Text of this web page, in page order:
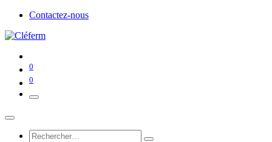
Contactez-nous
0
0